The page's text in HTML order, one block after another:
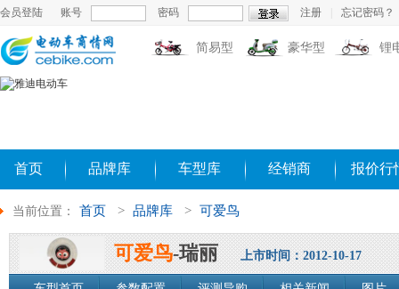
会员登陆 账号 密码 注册 忘记密码？
简易型 豪华型 锂
首页 品牌库 车型库 经销商 报价行
当前位置： 首页 > 品牌库 > 可爱鸟
可爱鸟-瑞丽 上市时间：2012-10-17